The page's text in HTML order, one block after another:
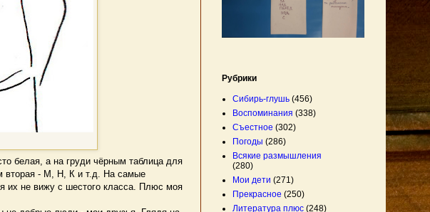
белая, а на груди чёрным таблица для
вторая - М, Н, К и т.д. На самые
их не вижу с шестого класса. Плюс моя
Рубрики
Сибирь-глушь (456)
Воспоминания (338)
Съестное (302)
Погоды (286)
Всякие размышления
(280)
Мои дети (271)
Прекрасное (250)
Литература плюс (248)